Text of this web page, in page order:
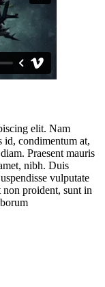
elit. Nam
id, condimentum at,
Praesent mauris
nibh. Duis
vulputate
non proident, sunt in